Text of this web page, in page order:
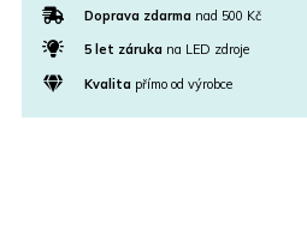
Doprava zdarma nad 500 Kč
5 let zárukana LED zdroje
Kvalitapřímo od výrobce